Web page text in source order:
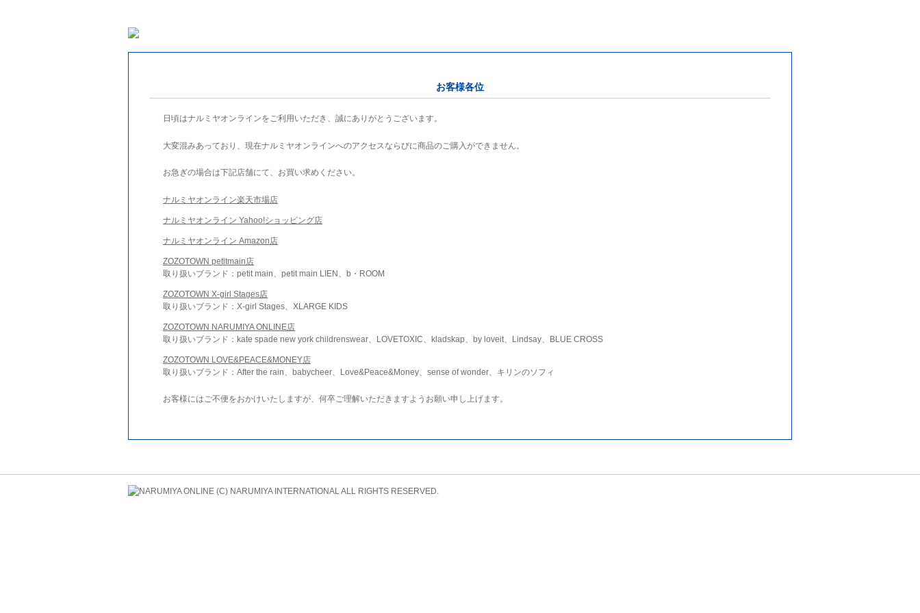
お客様各位
日頃はナルミヤオンラインをご利用いただき、誠にありがとうございます。
大変混みあっており、現在ナルミヤオンラインへのアクセスならびに商品のご購入ができません。
お急ぎの場合は下記店舗にて、お買い求めください。
ナルミヤオンライン楽天市場店
ナルミヤオンライン Yahoo!ショッピング店
ナルミヤオンライン Amazon店
ZOZOTOWN petitmain店
取り扱いブランド：petit main、petit main LIEN、b・ROOM
ZOZOTOWN X-girl Stages店
取り扱いブランド：X-girl Stages、XLARGE KIDS
ZOZOTOWN NARUMIYA ONLINE店
取り扱いブランド：kate spade new york childrenswear、LOVETOXIC、kladskap、by loveit、Lindsay、BLUE CROSS
ZOZOTOWN LOVE&PEACE&MONEY店
取り扱いブランド：After the rain、babycheer、Love&Peace&Money、sense of wonder、キリンのソフィ
お客様にはご不便をおかけいたしますが、何卒ご理解いただきますようお願い申し上げます。